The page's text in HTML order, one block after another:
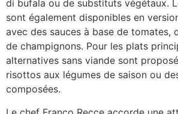
di bufala ou de substituts végétaux.
sont également disponibles en
avec des sauces à base de tomates,
de champignons. Pour les plats
alternatives sans viande sont
risottos aux légumes de saison ou
composées.